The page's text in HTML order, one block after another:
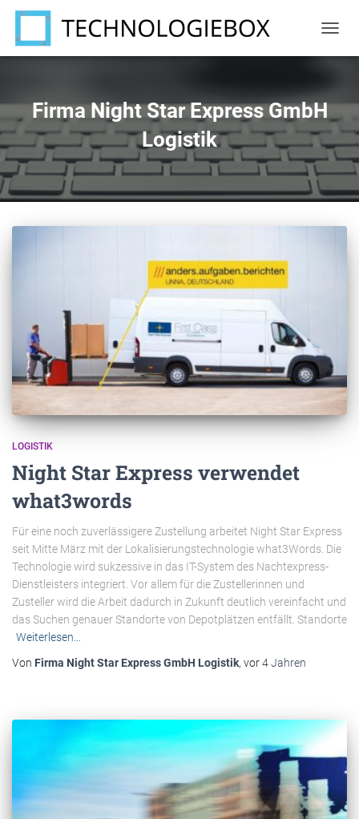
Firma Night Star Express GmbH
Logistik
LOGISTIK
Night Star Express verwendet
what3words
Für eine noch zuverlässigere Zustellung arbeitet Night Star Express
seit Mitte März mit der Lokalisierungstechnologie what3Words. Die
Technologie wird sukzessive in das IT-System des Nachtexpress-
Dienstleisters integriert. Vor allem für die Zustellerinnen und
Zusteller wird die Arbeit dadurch in Zukunft deutlich vereinfacht und
das Suchen genauer Standorte von Depotplätzen entfällt. Standorte
Weiterlesen…
Von Firma Night Star Express GmbH Logistik, vor4 Jahren